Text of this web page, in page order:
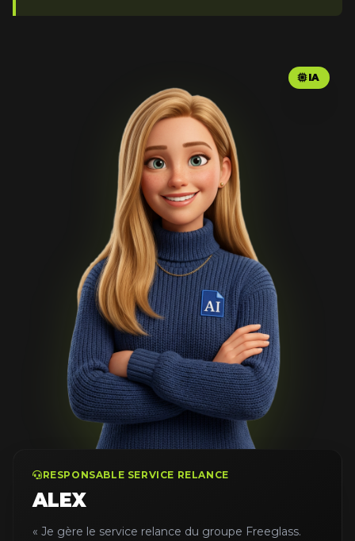
IA
RESPONSABLE SERVICE RELANCE
ALEX
« Je gère le service relance du groupe Freeglass.